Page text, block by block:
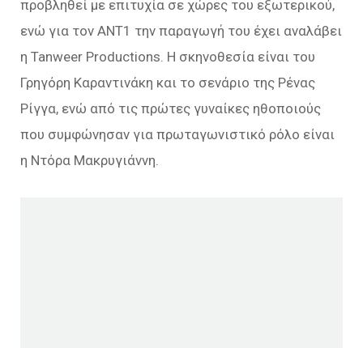
προβληθεί με επιτυχία σε χώρες του εξωτερικού,
ενώ για τον ΑΝΤ1 την παραγωγή του έχει αναλάβει
η Tanweer Productions. Η σκηνοθεσία είναι του
Γρηγόρη Καραντινάκη και το σενάριο της Ρένας
Ρίγγα, ενώ από τις πρώτες γυναίκες ηθοποιούς
που συμφώνησαν για πρωταγωνιστικό ρόλο είναι
η Ντόρα Μακρυγιάννη.